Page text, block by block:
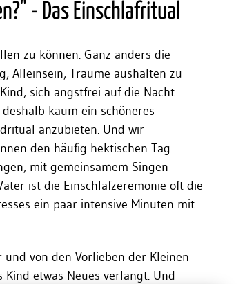
- Das Einschlafritual
zu können. Ganz anders die
Alleinsein, Träume aushalten zu
sich angstfrei auf die Nacht
kaum ein schöneres
anzubieten. Und wir
den häufig hektischen Tag
mit gemeinsamem Singen
ist die Einschlafzeremonie oft die
ein paar intensive Minuten mit
von den Vorlieben der Kleinen
etwas Neues verlangt. Und